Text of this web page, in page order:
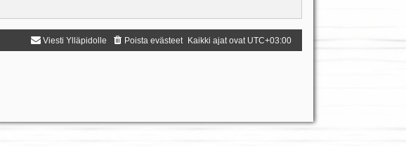
Kaikki ajat ovat UTC+03:00
Poista evästeet
Viesti Ylläpidolle